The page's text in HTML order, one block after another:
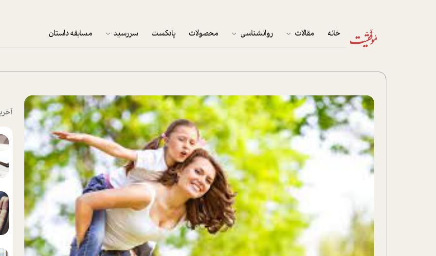
خانه مقالات
پرونده ویژه
زندگی
نوجوان
پلاس
تحلیل فیلم
شیوانا
روانشناسی محصولات پادکست سررسید
پکيج نوروزي موفقيت
تقویم رومیزی
تقویم دیواری
مسابقه داستان